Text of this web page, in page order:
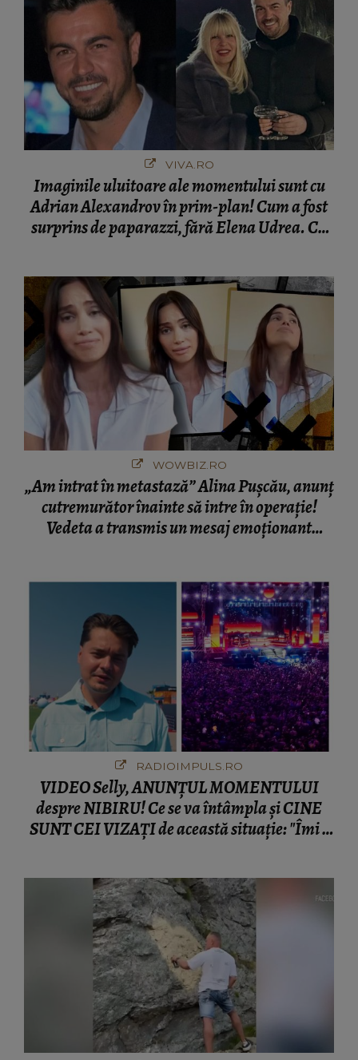
VIVA.RO
Imaginile uluitoare ale momentului sunt cu
Adrian Alexandrov în prim-plan! Cum a fost
surprins de paparazzi, fără Elena Udrea. Cu
WOWBIZ.RO
„Am intrat în metastază” Alina Pușcău, anunț
cutremurător înainte să intre în operație!
Vedeta a transmis un mesaj emoționant
RADIOIMPULS.RO
VIDEO Selly, ANUNȚUL MOMENTULUI
despre NIBIRU! Ce se va întâmpla și CINE
SUNT CEI VIZAȚI de această situație: "Îmi e